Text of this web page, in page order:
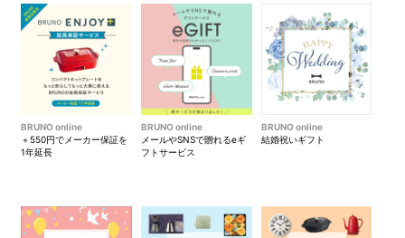
BRUNO online
＋550円でメーカー保証を
1年延長
BRUNO online
メールやSNSで贈れるeギ
フトサービス
BRUNO online
結婚祝いギフト